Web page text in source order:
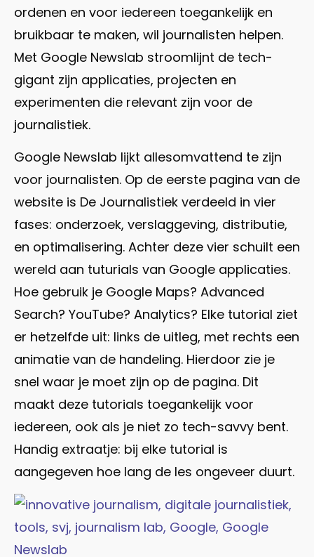
ordenen en voor iedereen toegankelijk en
bruikbaar te maken, wil journalisten helpen.
Met Google Newslab stroomlijnt de tech-
gigant zijn applicaties, projecten en
experimenten die relevant zijn voor de
journalistiek.
Google Newslab lijkt allesomvattend te zijn
voor journalisten. Op de eerste pagina van de
website is De Journalistiek verdeeld in vier
fases: onderzoek, verslaggeving, distributie,
en optimalisering. Achter deze vier schuilt een
wereld aan tuturials van Google applicaties.
Hoe gebruik je Google Maps? Advanced
Search? YouTube? Analytics? Elke tutorial ziet
er hetzelfde uit: links de uitleg, met rechts een
animatie van de handeling. Hierdoor zie je
snel waar je moet zijn op de pagina. Dit
maakt deze tutorials toegankelijk voor
iedereen, ook als je niet zo tech-savvy bent.
Handig extraatje: bij elke tutorial is
aangegeven hoe lang de les ongeveer duurt.